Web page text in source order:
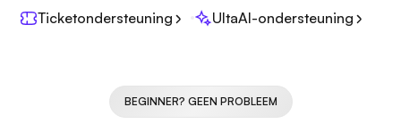
Ticketondersteuning
UltaAI-ondersteuning
BEGINNER? GEEN PROBLEEM